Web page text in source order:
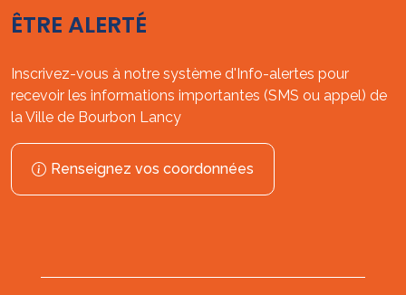
ÊTRE ALERTÉ
Inscrivez-vous à notre système d'Info-alertes pour
recevoir les informations importantes (SMS ou appel) de
la Ville de Bourbon Lancy
Renseignez vos coordonnées